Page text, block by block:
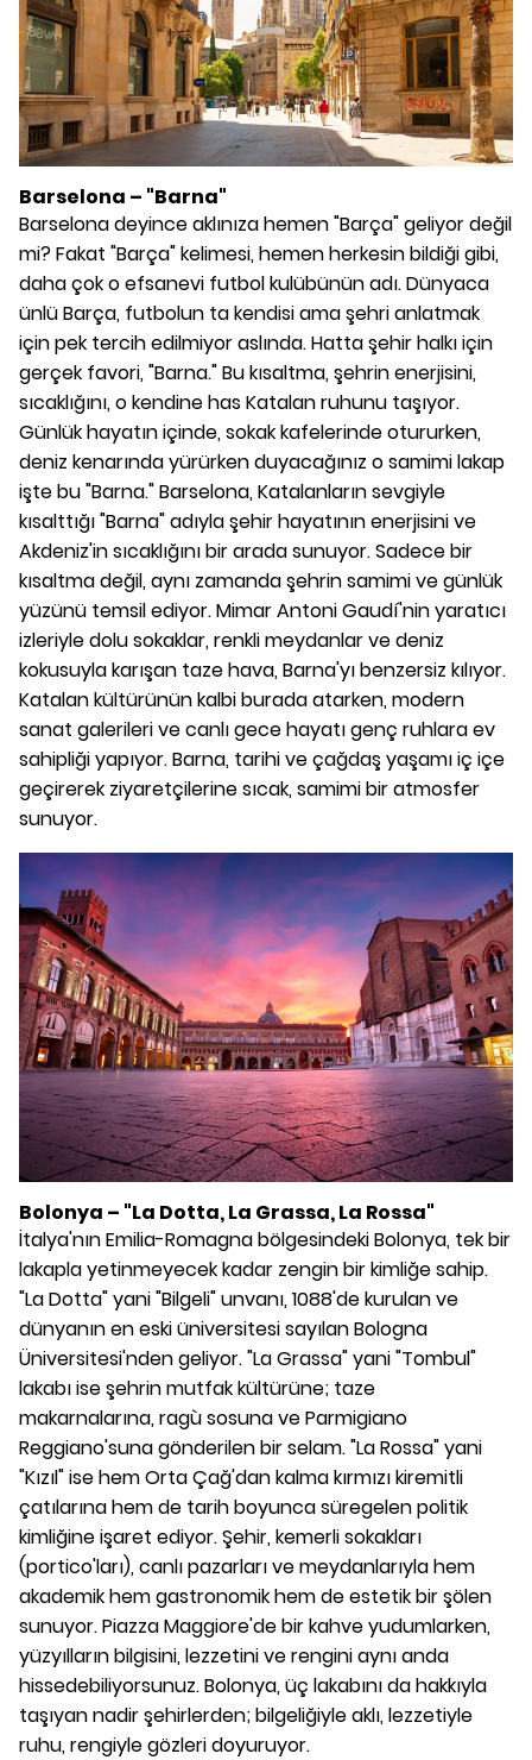
Barselona – "Barna"
Barselona deyince aklınıza hemen "Barça" geliyor değil
mi? Fakat "Barça" kelimesi, hemen herkesin bildiği gibi,
daha çok o efsanevi futbol kulübünün adı. Dünyaca
ünlü Barça, futbolun ta kendisi ama şehri anlatmak
için pek tercih edilmiyor aslında. Hatta şehir halkı için
gerçek favori, "Barna." Bu kısaltma, şehrin enerjisini,
sıcaklığını, o kendine has Katalan ruhunu taşıyor.
Günlük hayatın içinde, sokak kafelerinde otururken,
deniz kenarında yürürken duyacağınız o samimi lakap
işte bu "Barna." Barselona, Katalanların sevgiyle
kısalttığı "Barna" adıyla şehir hayatının enerjisini ve
Akdeniz'in sıcaklığını bir arada sunuyor. Sadece bir
kısaltma değil, aynı zamanda şehrin samimi ve günlük
yüzünü temsil ediyor. Mimar Antoni Gaudí'nin yaratıcı
izleriyle dolu sokaklar, renkli meydanlar ve deniz
kokusuyla karışan taze hava, Barna'yı benzersiz kılıyor.
Katalan kültürünün kalbi burada atarken, modern
sanat galerileri ve canlı gece hayatı genç ruhlara ev
sahipliği yapıyor. Barna, tarihi ve çağdaş yaşamı iç içe
geçirerek ziyaretçilerine sıcak, samimi bir atmosfer
sunuyor.
Bolonya – "La Dotta, La Grassa, La Rossa"
İtalya'nın Emilia-Romagna bölgesindeki Bolonya, tek bir
lakapla yetinmeyecek kadar zengin bir kimliğe sahip.
"La Dotta" yani "Bilgeli" unvanı, 1088'de kurulan ve
dünyanın en eski üniversitesi sayılan Bologna
Üniversitesi'nden geliyor. "La Grassa" yani "Tombul"
lakabı ise şehrin mutfak kültürüne; taze
makarnalarına, ragù sosuna ve Parmigiano
Reggiano'suna gönderilen bir selam. "La Rossa" yani
"Kızıl" ise hem Orta Çağ'dan kalma kırmızı kiremitli
çatılarına hem de tarih boyunca süregelen politik
kimliğine işaret ediyor. Şehir, kemerli sokakları
(portico'ları), canlı pazarları ve meydanlarıyla hem
akademik hem gastronomik hem de estetik bir şölen
sunuyor. Piazza Maggiore'de bir kahve yudumlarken,
yüzyılların bilgisini, lezzetini ve rengini aynı anda
hissedebiliyorsunuz. Bolonya, üç lakabını da hakkıyla
taşıyan nadir şehirlerden; bilgeliğiyle aklı, lezzetiyle
ruhu, rengiyle gözleri doyuruyor.